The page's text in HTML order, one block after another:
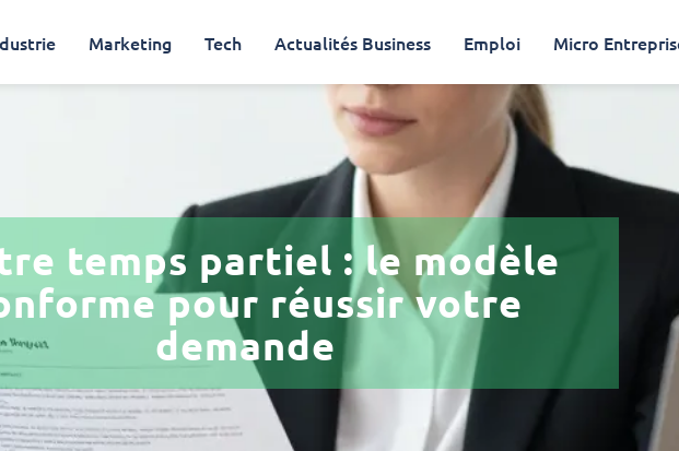
Marketing Tech Actualités Business Emploi Micro
temps partiel : le modèle
pour réussir votre
demande